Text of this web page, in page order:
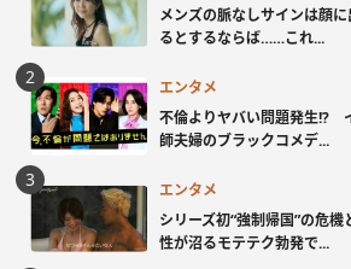
メンズの脈なしサインは顔
るとするならば……これ...
エンタメ
不倫よりヤバい問題発生!?
師夫婦のブラックコメデ...
エンタメ
シリーズ初“強制帰国”の危
性が沼るモテテク勃発で...